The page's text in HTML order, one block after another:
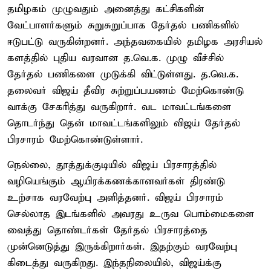
தமிழகம் முழுவதும் அனைத்து கட்சிகளின்
வேட்பாளர்களும் சுறுசுறுப்பாக தேர்தல் பணிகளில்
ஈடுபட்டு வருகின்றனர். அந்தவகையில் தமிழக அரசியல்
களத்தில் புதிய வரவான த.வெ.க. முழு வீச்சில்
தேர்தல் பணிகளை முடுக்கி விட்டுள்ளது. த.வெ.க.
தலைவர் விஜய் தீவிர சுற்றுப்பயணம் மேற்கொண்டு
வாக்கு சேகரித்து வருகிறார். வட மாவட்டங்களை
தொடர்ந்து தென் மாவட்டங்களிலும் விஜய் தேர்தல்
பிரசாரம் மேற்கொண்டுள்ளார்.
நெல்லை, தூத்துக்குடியில் விஜய் பிரசாரத்தில்
வழியெங்கும் ஆயிரக்கணக்கானவர்கள் திரண்டு
உற்சாக வரவேற்பு அளித்தனர். விஜய் பிரசாரம்
செல்லாத இடங்களில் அவரது உருவ பொம்மைகளை
வைத்து தொண்டர்கள் தேர்தல் பிரசாரத்தை
முன்னெடுத்து இருக்கிறார்கள். இதற்கும் வரவேற்பு
கிடைத்து வருகிறது. இந்தநிலையில், விஜய்க்கு